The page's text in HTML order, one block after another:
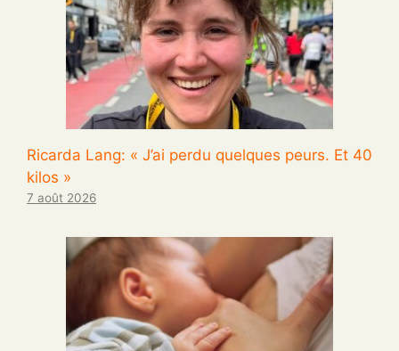
Ricarda Lang: « J’ai perdu quelques peurs. Et 40
kilos »
7 août 2026